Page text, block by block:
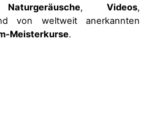
Naturgeräusche, Videos,
von weltweit anerkannten
Meisterkurse.